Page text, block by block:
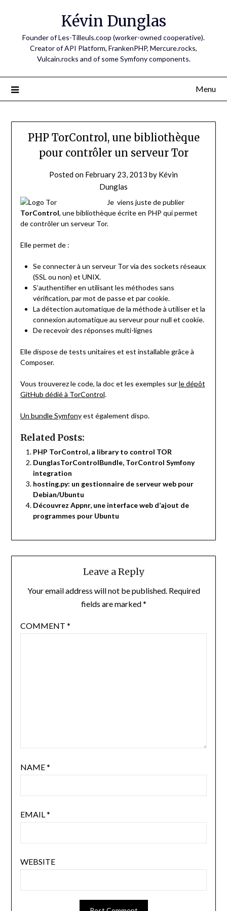
Kévin Dunglas
Founder of Les-Tilleuls.coop (worker-owned cooperative).
Creator of API Platform, FrankenPHP, Mercure.rocks,
Vulcain.rocks and of some Symfony components.
Menu
PHP TorControl, une bibliothèque
pour contrôler un serveur Tor
Posted on February 23, 2013 by Kévin
Dunglas
Je viens juste de publier
TorControl, une bibliothèque écrite en PHP qui permet
de contrôler un serveur Tor.
Elle permet de :
Se connecter à un serveur Tor via des sockets réseaux
(SSL ou non) et UNIX.
S’authentifier en utilisant les méthodes sans
vérification, par mot de passe et par cookie.
La détection automatique de la méthode à utiliser et la
connexion automatique au serveur pour null et cookie.
De recevoir des réponses multi-lignes
Elle dispose de tests unitaires et est installable grâce à
Composer.
Vous trouverez le code, la doc et les exemples surle dépôt
GitHub dédié à TorControl.
Un bundle Symfonyest également dispo.
Related Posts:
PHP TorControl, a library to control TOR
DunglasTorControlBundle, TorControl Symfony
integration
hosting.py: un gestionnaire de serveur web pour
Debian/Ubuntu
Découvrez Appnr, une interface web d’ajout de
programmes pour Ubuntu
Leave a Reply
Your email address will not be published. Required
fields are marked*
COMMENT *
NAME*
EMAIL*
WEBSITE